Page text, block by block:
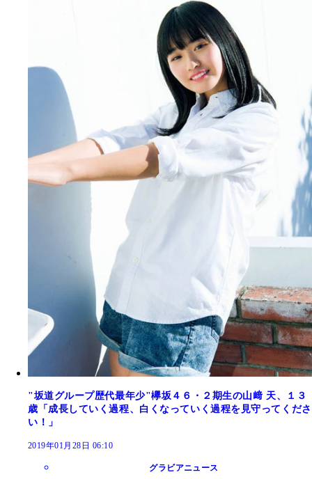
"坂道グループ歴代最年少"欅坂４６・２期生の山﨑 天、１３
歳「成長していく過程、白くなっていく過程を見守ってくださ
い！」
2019年01月28日 06:10
グラビアニュース